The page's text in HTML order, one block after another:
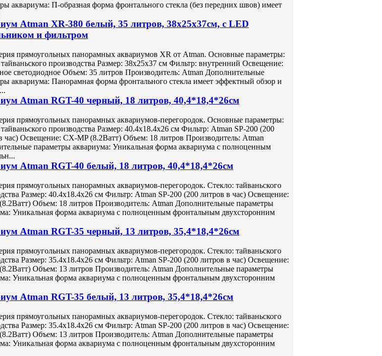
аквариума: П-образная форма фронтального стекла (без передних швов) имеет
Atman XR-380 белый, 35 литров, 38х25х37см, с LED
и фильтром
прямоугольных панорамных аквариумов XR от Atman. Основные параметры:
производства Размер: 38х25х37 см Фильтр: внутренний Освещение:
светодиодное Объем: 35 литров Производитель: Atman Дополнительные
аквариума: Панорамная форма фронтального стекла имеет эффектный обзор и
Atman RGT-40 черный, 18 литров, 40,4*18,4*26см
прямоугольных панорамных аквариумов-перегородок. Основные параметры:
производства Размер: 40.4х18.4х26 см Фильтр: Atman SP-200 (200
час) Освещение: CX-MP (8.2Ватт) Объем: 18 литров Производитель: Atman
параметры аквариума: Уникальная форма аквариума с полноценным
Atman RGT-40 белый, 18 литров, 40,4*18,4*26см
прямоугольных панорамных аквариумов-перегородок. Стекло: тайваньского
Размер: 40.4х18.4х26 см Фильтр: Atman SP-200 (200 литров в час) Освещение:
Объем: 18 литров Производитель: Atman Дополнительные параметры
Уникальная форма аквариума с полноценным фронтальным двухсторонним
Atman RGT-35 черный, 13 литров, 35,4*18,4*26см
прямоугольных панорамных аквариумов-перегородок. Стекло: тайваньского
Размер: 35.4х18.4х26 см Фильтр: Atman SP-200 (200 литров в час) Освещение:
Объем: 13 литров Производитель: Atman Дополнительные параметры
Уникальная форма аквариума с полноценным фронтальным двухсторонним
Atman RGT-35 белый, 13 литров, 35,4*18,4*26см
прямоугольных панорамных аквариумов-перегородок. Стекло: тайваньского
Размер: 35.4х18.4х26 см Фильтр: Atman SP-200 (200 литров в час) Освещение:
Объем: 13 литров Производитель: Atman Дополнительные параметры
Уникальная форма аквариума с полноценным фронтальным двухсторонним